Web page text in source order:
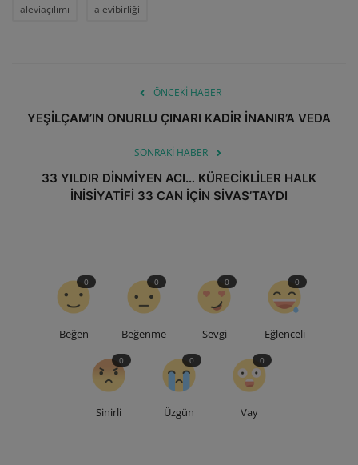
aleviaçılımı alevibirliği
ÖNCEKI HABER
YEŞİLÇAM’IN ONURLU ÇINARI KADİR İNANIR’A VEDA
SONRAKI HABER
33 YILDIR DİNMİYEN ACI… KÜRECİKLİLER HALK
İNİSİYATİFİ 33 CAN İÇİN SİVAS’TAYDI
Beğen
0
Beğenme
0
Sevgi
0
Eğlenceli
0
Sinirli
0
Üzgün
0
Vay
0